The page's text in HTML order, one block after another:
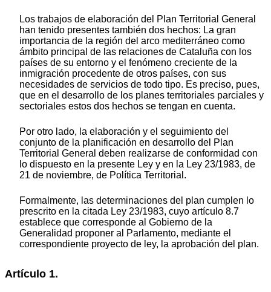
Los trabajos de elaboración del Plan Territorial General
han tenido presentes también dos hechos: La gran
importancia de la región del arco mediterráneo como
ámbito principal de las relaciones de Cataluña con los
países de su entorno y el fenómeno creciente de la
inmigración procedente de otros países, con sus
necesidades de servicios de todo tipo. Es preciso, pues,
que en el desarrollo de los planes territoriales parciales y
sectoriales estos dos hechos se tengan en cuenta.
Por otro lado, la elaboración y el seguimiento del
conjunto de la planificación en desarrollo del Plan
Territorial General deben realizarse de conformidad con
lo dispuesto en la presente Ley y en la Ley 23/1983, de
21 de noviembre, de Política Territorial.
Formalmente, las determinaciones del plan cumplen lo
prescrito en la citada Ley 23/1983, cuyo artículo 8.7
establece que corresponde al Gobierno de la
Generalidad proponer al Parlamento, mediante el
correspondiente proyecto de ley, la aprobación del plan.
Artículo 1.